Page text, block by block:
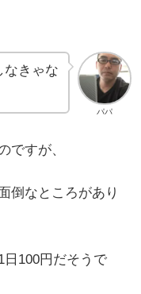
パパ
なきゃな
ですが、
倒なところがあり
日100円だそうで